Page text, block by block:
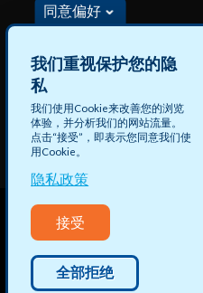
借助创博数据申请工作机会
和付费项目
©2026 TransPerfect创博
不出售客户信息
同意偏好
我们重视保护您的隐
私
我们使用Cookie来改善您的浏览
体验，并分析我们的网站流量。
点击“接受”，即表示您同意我们使
用Cookie。
隐私政策
接受
全部拒绝